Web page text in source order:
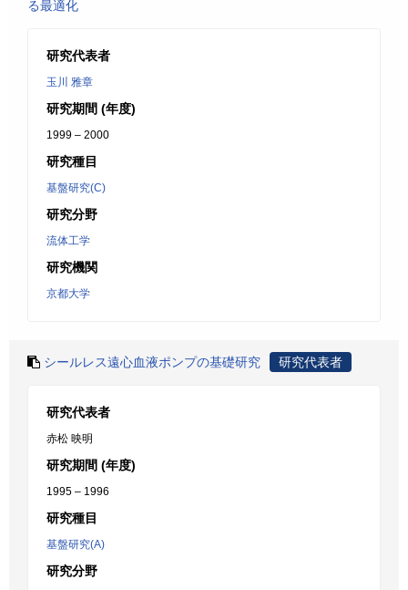
る最適化
研究代表者
玉川 雅章
研究期間 (年度)
1999 – 2000
研究種目
基盤研究(C)
研究分野
流体工学
研究機関
京都大学
シールレス遠心血液ポンプの基礎研究 研究代表者
研究代表者
赤松 映明
研究期間 (年度)
1995 – 1996
研究種目
基盤研究(A)
研究分野